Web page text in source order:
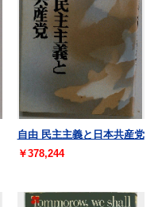
自由 民主主義と日本共産党
￥378,244